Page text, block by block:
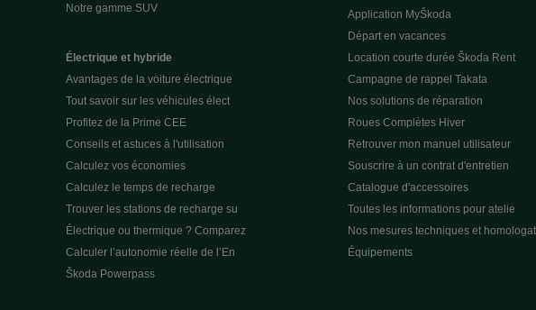
Notre gamme SUV
Électrique et hybride
Avantages de la voiture électrique
Tout savoir sur les véhicules élect
Profitez de la Prime CEE
Conseils et astuces à l'utilisation
Calculez vos économies
Calculez le temps de recharge
Trouver les stations de recharge su
Électrique ou thermique ? Comparez
Calculer l’autonomie réelle de l’En
Škoda Powerpass
Application MyŠkoda
Départ en vacances
Location courte durée Škoda Rent
Campagne de rappel Takata
Nos solutions de réparation
Roues Complètes Hiver
Retrouver mon manuel utilisateur
Souscrire à un contrat d'entretien
Catalogue d'accessoires
Toutes les informations pour atelie
Nos mesures techniques et homologat
Équipements